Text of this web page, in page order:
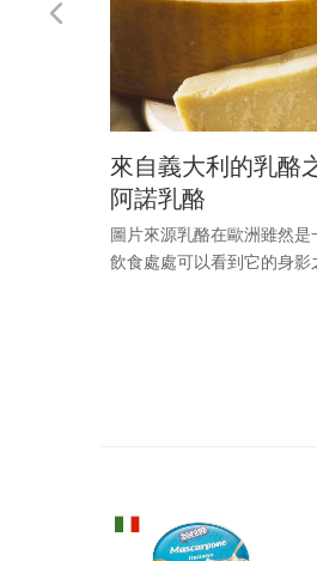
來自義大利的乳酪
阿諾乳酪
圖片來源乳酪在歐洲雖然
飲食處處可以看到它的身影